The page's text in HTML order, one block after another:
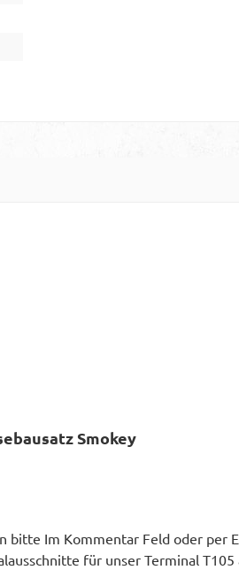
Smokey
Im Kommentar Feld oder per
für unser Terminal